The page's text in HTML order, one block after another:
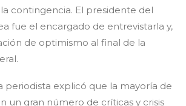
contingencia. El presidente del
fue el encargado de entrevistarla y,
de optimismo al final de la
periodista explicó que la mayoría de
un gran número de críticas y crisis